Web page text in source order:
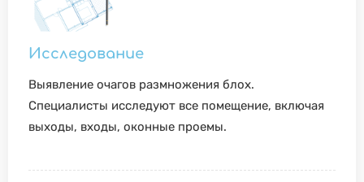
Исследование
Выявление очагов размножения блох.
Специалисты исследуют все помещение, включая
выходы, входы, оконные проемы.